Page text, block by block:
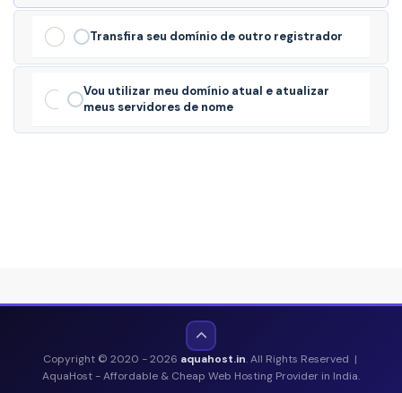
Transfira seu domínio de outro registrador
Vou utilizar meu domínio atual e atualizar
meus servidores de nome
Copyright © 2020 - 2026 aquahost.in. All Rights Reserved |
AquaHost - Affordable & Cheap Web Hosting Provider in India.